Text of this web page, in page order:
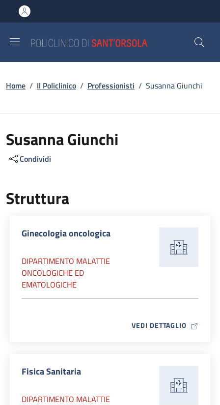
al contenuto principale
to footer content
Briciole di pane
Home / Il Policlinico / Professionisti / Susanna Giunchi
Susanna Giunchi
Condividi
Struttura
Ginecologia oncologica
DIPARTIMENTO MALATTIE
ONCOLOGICHE ED
EMATOLOGICHE
VEDI DETTAGLIO MAP ICON
Fisica Sanitaria
DIPARTIMENTO MALATTIE